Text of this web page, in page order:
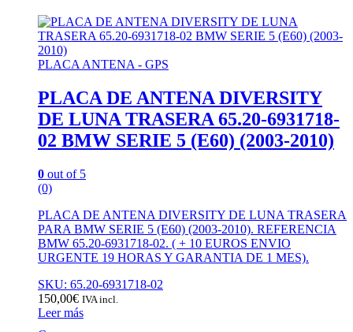
PLACA ANTENA - GPS
PLACA DE ANTENA DIVERSITY
DE LUNA TRASERA 65.20-6931718-
02 BMW SERIE 5 (E60) (2003-2010)
0 out of 5
(0)
PLACA DE ANTENA DIVERSITY DE LUNA TRASERA
PARA BMW SERIE 5 (E60) (2003-2010). REFERENCIA
BMW 65.20-6931718-02. ( + 10 EUROS ENVIO
URGENTE 19 HORAS Y GARANTIA DE 1 MES).
SKU: 65.20-6931718-02
150,00€ IVA incl.
Leer más